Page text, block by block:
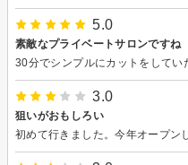
5.0
素敵なプライベートサロンですね
3.0
狙いがおもしろい